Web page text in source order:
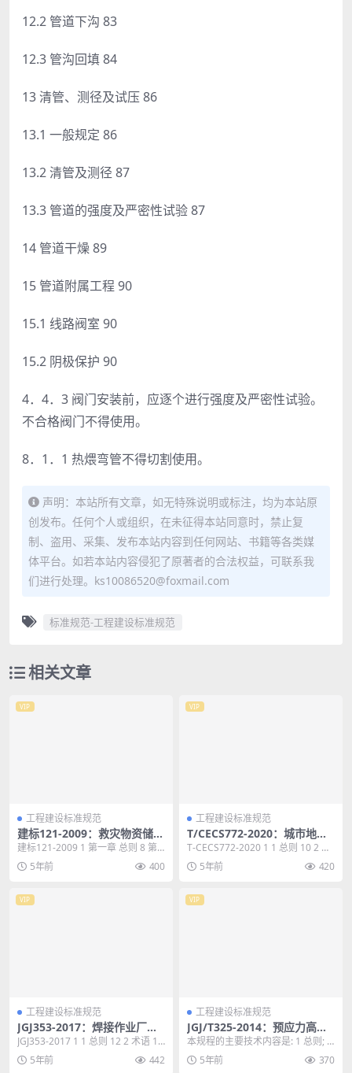
12.2 管道下沟 83
12.3 管沟回填 84
13 清管、测径及试压 86
13.1 一般规定 86
13.2 清管及测径 87
13.3 管道的强度及严密性试验 87
14 管道干燥 89
15 管道附属工程 90
15.1 线路阀室 90
15.2 阴极保护 90
4．4．3 阀门安装前，应逐个进行强度及严密性试验。
不合格阀门不得使用。
8．1．1 热煨弯管不得切割使用。
声明：本站所有文章，如无特殊说明或标注，均为本站原
创发布。任何个人或组织，在未征得本站同意时，禁止复
制、盗用、采集、发布本站内容到任何网站、书籍等各类媒
体平台。如若本站内容侵犯了原著者的合法权益，可联系我
们进行处理。ks10086520@foxmail.com
标准规范-工程建设标准规范
相关文章
VIP
工程建设标准规范
建标121-2009：救灾物资储备
库建设标准
建标121-2009 1 第一章 总则 8 第
二章 建设规模和项目构成 9 第三...
5年前 400
VIP
工程建设标准规范
T/CECS772-2020：城市地下
空间工程技术标准
T-CECS772-2020 1 1 总则 10 2 术
语 11 3 城市地下空...
5年前 420
VIP
工程建设标准规范
JGJ353-2017：焊接作业厂房
供暖通风与空气调节设计规范
JGJ353-2017 1 1 总则 12 2 术语 13
3 基本规定 15 ...
5年前 442
VIP
工程建设标准规范
JGJ/T325-2014：预应力高强
钢丝绳加固混凝土结构技术规
程
本规程的主要技术内容是: 1 总则; 2
术语和符号;3 材料; 4 设计; 5...
5年前 370